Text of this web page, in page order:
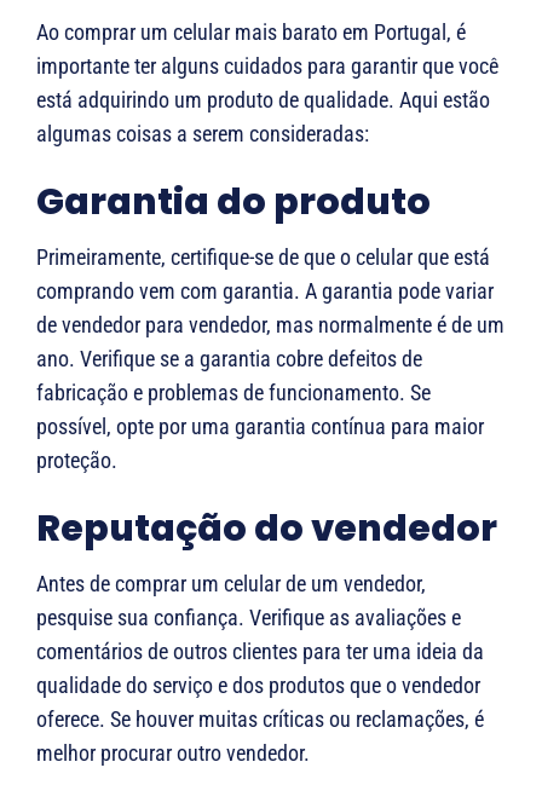
Ao comprar um celular mais barato em Portugal, é
importante ter alguns cuidados para garantir que você
está adquirindo um produto de qualidade. Aqui estão
algumas coisas a serem consideradas:
Garantia do produto
Primeiramente, certifique-se de que o celular que está
comprando vem com garantia. A garantia pode variar
de vendedor para vendedor, mas normalmente é de um
ano. Verifique se a garantia cobre defeitos de
fabricação e problemas de funcionamento. Se
possível, opte por uma garantia contínua para maior
proteção.
Reputação do vendedor
Antes de comprar um celular de um vendedor,
pesquise sua confiança. Verifique as avaliações e
comentários de outros clientes para ter uma ideia da
qualidade do serviço e dos produtos que o vendedor
oferece. Se houver muitas críticas ou reclamações, é
melhor procurar outro vendedor.